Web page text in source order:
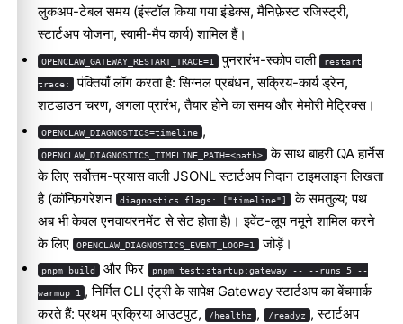
लुकअप-टेबल समय (इंस्टॉल किया गया इंडेक्स, मैनिफ़ेस्ट रजिस्ट्री,
स्टार्टअप योजना, स्वामी-मैप कार्य) शामिल हैं।
OPENCLAW_GATEWAY_RESTART_TRACE=1 पुनरारंभ-स्कोप वाली restart
trace:
पंक्तियाँ लॉग करता है: सिग्नल प्रबंधन, सक्रिय-कार्य ड्रेन,
शटडाउन चरण, अगला प्रारंभ, तैयार होने का समय और मेमोरी मेट्रिक्स।
OPENCLAW_DIAGNOSTICS=timeline ,
OPENCLAW_DIAGNOSTICS_TIMELINE_PATH=<path>
के साथ बाहरी QA हार्नेस
के लिए सर्वोत्तम-प्रयास वाली JSONL स्टार्टअप निदान टाइमलाइन लिखता
है (कॉन्फ़िगरेशन
diagnostics.flags: ["timeline"]
के समतुल्य; पथ
अब भी केवल एनवायरनमेंट से सेट होता है)। इवेंट-लूप नमूने शामिल करने
के लिए
OPENCLAW_DIAGNOSTICS_EVENT_LOOP=1 जोड़ें।
pnpm build और फिर pnpm test:startup:gateway -- --runs 5 --
warmup 1 , निर्मित CLI एंट्री के सापेक्ष Gateway स्टार्टअप का बेंचमार्क
करते हैं: प्रथम प्रक्रिया आउटपुट,
/healthz , /readyz , स्टार्टअप